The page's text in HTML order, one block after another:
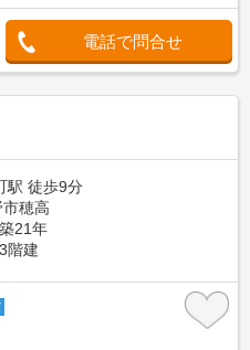
電話で問合せ
駅 徒歩9分
穂高
築21年
3階建